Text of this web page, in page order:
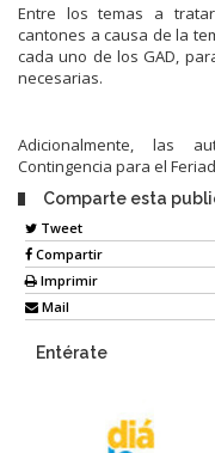
Entre los temas a
cantones a causa de la
cada uno de los GAD,
necesarias.
Adicionalmente, las
Contingencia para el
Comparte esta
Tweet
Compartir
Imprimir
Mail
Entérate